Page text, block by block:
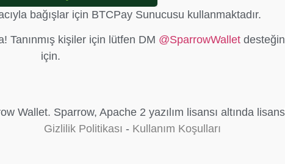
bağışlar için BTCPay Sunucusu kullanmaktadır.
Tanınmış kişiler için lütfen DM @SparrowWallet
için.
Wallet. Sparrow, Apache 2 yazılım lisansı altında
Gizlilik Politikası - Kullanım Koşulları